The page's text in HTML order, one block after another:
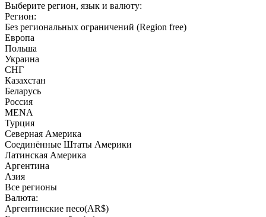
Выберите регион, язык и валюту:
Регион:
Без региональных ограничений (Region free)
Европа
Польша
Украина
СНГ
Казахстан
Беларусь
Россия
MENA
Турция
Северная Америка
Соединённые Штаты Америки
Латинская Америка
Аргентина
Азия
Все регионы
Валюта:
Аргентинские песо(AR$)